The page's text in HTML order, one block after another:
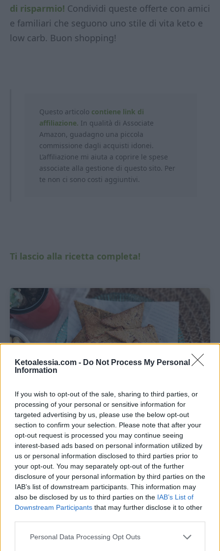
Ketoalessia.com - Do Not Process My Personal
Information
If you wish to opt-out of the sale, sharing to third parties, or
processing of your personal or sensitive information for
targeted advertising by us, please use the below opt-out
section to confirm your selection. Please note that after your
opt-out request is processed you may continue seeing
interest-based ads based on personal information utilized by
us or personal information disclosed to third parties prior to
your opt-out. You may separately opt-out of the further
disclosure of your personal information by third parties on the
IAB’s list of downstream participants. This information may
also be disclosed by us to third parties on the IAB’s List of
Downstream Participants that may further disclose it to other
Personal Data Processing Opt Outs
di risparmio! Condividi queste offerte con amici
e familiari che seguono uno stile di vita keto e
low carb. Buon shopping!
Questo articolo contiene link di
affiliazione. In qualità di Associate
Amazon, guadagno una piccola
commissione dagli acquisti idonei.
L’affiliazione mi aiuta a coprire le spese
associate alla gestione di questo sito. Per
te non ci sono costi aggiuntivi.
Ti lascio alla ricetta completa!
Pin Print
Crackers keto con pistacchi e
olive:
ricetta senza uova
Recipe by Ketoalessia
Crackers
Preparazione